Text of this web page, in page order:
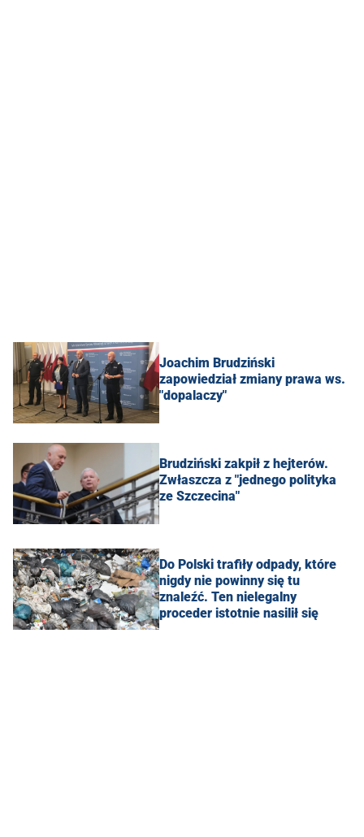
Joachim Brudziński
zapowiedział zmiany prawa ws.
"dopalaczy"
Brudziński zakpił z hejterów.
Zwłaszcza z "jednego polityka
ze Szczecina"
Do Polski trafiły odpady, które
nigdy nie powinny się tu
znaleźć. Ten nielegalny
proceder istotnie nasilił się